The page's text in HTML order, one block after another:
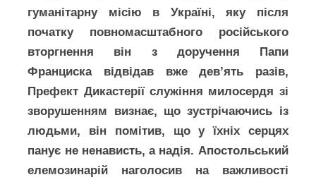
гуманітарну місію в Україні, яку після
початку повномасштабного російського
вторгнення він з доручення Папи
Франциска відвідав вже дев’ять разів,
Префект Дикастерії служіння милосердя зі
зворушенням визнає, що зустрічаючись із
людьми, він помітив, що у їхніх серцях
панує не ненависть, а надія. Апостольський
елемозинарій наголосив на важливості